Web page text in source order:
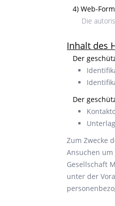
4) Web-
Die
Inhalt des
Der
Der
Zum Zwecke
Ansuchen
Gesellschaft
unter der